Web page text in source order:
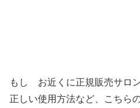
もし お近くに正規販売サロ
正しい使用方法など、こちら